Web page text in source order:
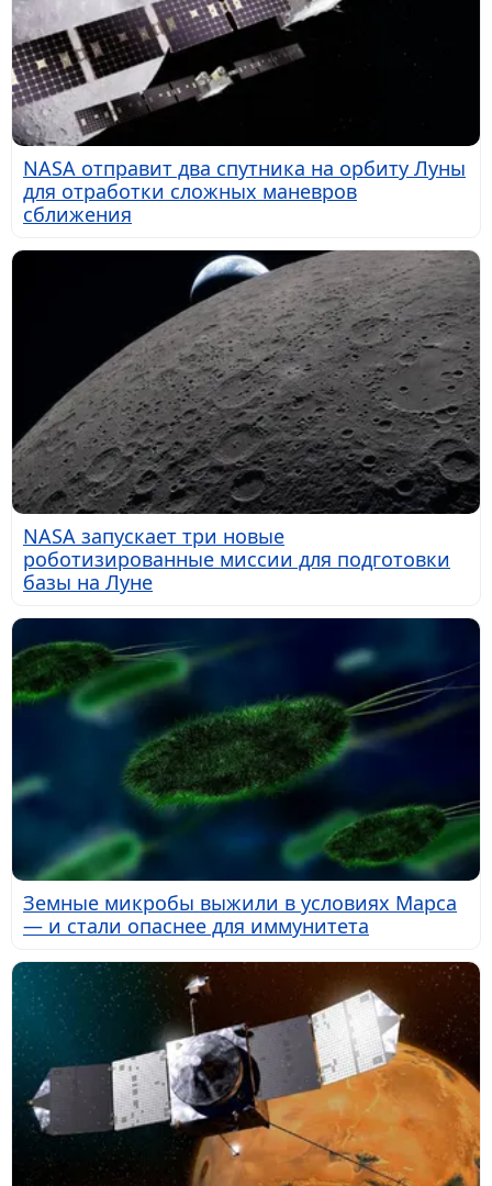
NASA отправит два спутника на орбиту Луны
для отработки сложных маневров
сближения
NASA запускает три новые
роботизированные миссии для подготовки
базы на Луне
Земные микробы выжили в условиях Марса
— и стали опаснее для иммунитета